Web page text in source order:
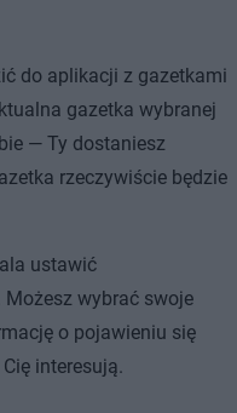
do aplikacji z gazetkami
gazetka wybranej
— Ty dostaniesz
rzeczywiście będzie
ustawić
wybrać swoje
o pojawieniu się
interesują.